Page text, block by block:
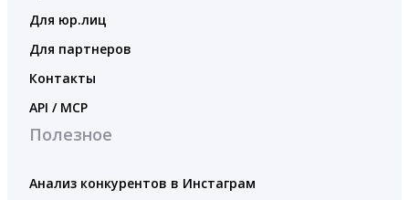
Для юр.лиц
Для партнеров
Контакты
API / MCP
Полезное
Анализ конкурентов в Инстаграм